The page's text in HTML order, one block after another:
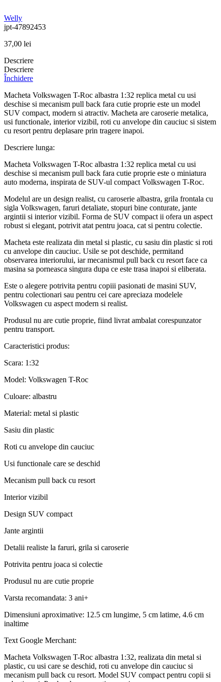
Welly
jpt-47892453
37,00 lei
Descriere
Descriere
Închidere
Macheta Volkswagen T-Roc albastra 1:32 replica metal cu usi
deschise si mecanism pull back fara cutie proprie este un model
SUV compact, modern si atractiv. Macheta are caroserie metalica,
usi functionale, interior vizibil, roti cu anvelope din cauciuc si sistem
cu resort pentru deplasare prin tragere inapoi.
Descriere lunga:
Macheta Volkswagen T-Roc albastra 1:32 replica metal cu usi
deschise si mecanism pull back fara cutie proprie este o miniatura
auto moderna, inspirata de SUV-ul compact Volkswagen T-Roc.
Modelul are un design realist, cu caroserie albastra, grila frontala cu
sigla Volkswagen, faruri detaliate, stopuri bine conturate, jante
argintii si interior vizibil. Forma de SUV compact ii ofera un aspect
robust si elegant, potrivit atat pentru joaca, cat si pentru colectie.
Macheta este realizata din metal si plastic, cu sasiu din plastic si roti
cu anvelope din cauciuc. Usile se pot deschide, permitand
observarea interiorului, iar mecanismul pull back cu resort face ca
masina sa porneasca singura dupa ce este trasa inapoi si eliberata.
Este o alegere potrivita pentru copiii pasionati de masini SUV,
pentru colectionari sau pentru cei care apreciaza modelele
Volkswagen cu aspect modern si realist.
Produsul nu are cutie proprie, fiind livrat ambalat corespunzator
pentru transport.
Caracteristici produs:
Scara: 1:32
Model: Volkswagen T-Roc
Culoare: albastru
Material: metal si plastic
Sasiu din plastic
Roti cu anvelope din cauciuc
Usi functionale care se deschid
Mecanism pull back cu resort
Interior vizibil
Design SUV compact
Jante argintii
Detalii realiste la faruri, grila si caroserie
Potrivita pentru joaca si colectie
Produsul nu are cutie proprie
Varsta recomandata: 3 ani+
Dimensiuni aproximative: 12.5 cm lungime, 5 cm latime, 4.6 cm
inaltime
Text Google Merchant:
Macheta Volkswagen T-Roc albastra 1:32, realizata din metal si
plastic, cu usi care se deschid, roti cu anvelope din cauciuc si
mecanism pull back cu resort. Model SUV compact pentru copii si